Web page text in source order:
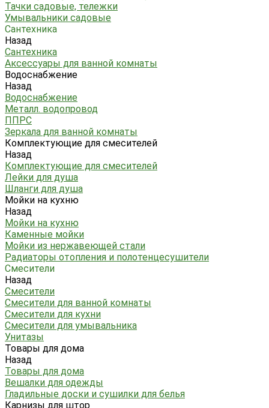
Тачки садовые, тележки
Умывальники садовые
Сантехника
Назад
Сантехника
Аксессуары для ванной комнаты
Водоснабжение
Назад
Водоснабжение
Металл. водопровод
ППРС
Зеркала для ванной комнаты
Комплектующие для смесителей
Назад
Комплектующие для смесителей
Лейки для душа
Шланги для душа
Мойки на кухню
Назад
Мойки на кухню
Каменные мойки
Мойки из нержавеющей стали
Радиаторы отопления и полотенцесушители
Смесители
Назад
Смесители
Смесители для ванной комнаты
Смесители для кухни
Смесители для умывальника
Унитазы
Товары для дома
Назад
Товары для дома
Вешалки для одежды
Гладильные доски и сушилки для белья
Карнизы для штор